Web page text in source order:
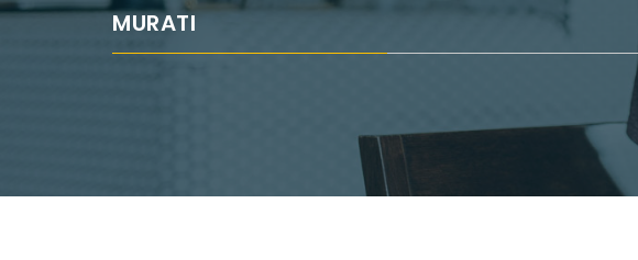
MURATI